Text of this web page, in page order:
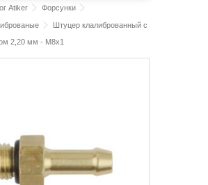
Atiker Форсунки
Штуцер клалиброванный с
2,20 мм - М8х1